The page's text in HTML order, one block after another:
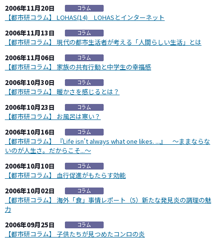
2006年11月20日
【都市研コラム】 LOHAS(14) LOHASとインターネット
2006年11月13日
【都市研コラム】 現代の都市生活者が考える「人間らしい生活」とは
2006年11月06日
【都市研コラム】 家族の共有行動と中学生の幸福感
2006年10月30日
【都市研コラム】 暖かさを感じるとは？
2006年10月23日
【都市研コラム】 お風呂は寒い？
2006年10月16日
【都市研コラム】 『Life isn't always what one likes. ...』 ～ままならな
いのが人生さ。だからこそ...～
2006年10月10日
【都市研コラム】 血行促進がもたらす効能
2006年10月02日
【都市研コラム】 海外「食」事情レポート（5）新たな発見炎の調理の魅
力
2006年09月25日
【都市研コラム】 子供たちが見つめたコンロの炎